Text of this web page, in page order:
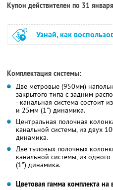
Купон действителен по 31
Узнай, как
Комплектация системы:
Две метровые (950мм)
закрытого типа с задним
- канальная система состоит
и 25мм (1") динамика.
Центральная полочная
канальной системы, из двух
динамика.
Две тыловых полочных
канальной системы, из
(1") динамика.
Цветовая гамма комплекта на